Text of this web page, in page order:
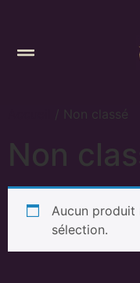
/ Non classé
Non
Aucun produit
sélection.